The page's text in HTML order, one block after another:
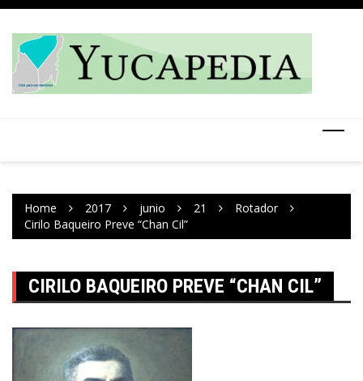
Skip
content
Home 2017 junio 21
Rotador
Cirilo Baqueiro Preve “Chan Cil”
CIRILO BAQUEIRO PREVE “CHAN CIL”